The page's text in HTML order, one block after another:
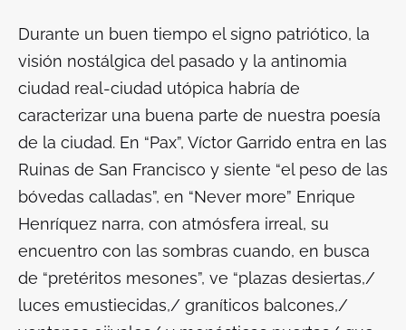
Durante un buen tiempo el signo patriótico, la
visión nostálgica del pasado y la antinomia
ciudad real-ciudad utópica habría de
caracterizar una buena parte de nuestra poesía
de la ciudad. En “Pax”, Víctor Garrido entra en las
Ruinas de San Francisco y siente “el peso de las
bóvedas calladas”, en “Never more” Enrique
Henríquez narra, con atmósfera irreal, su
encuentro con las sombras cuando, en busca
de “pretéritos mesones”, ve “plazas desiertas,/
luces emustiecidas,/ graníticos balcones,/